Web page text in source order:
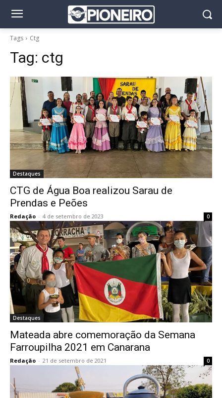
Tags Ctg
Tag: ctg
Destaques
CTG de Água Boa realizou Sarau de
Prendas e Peões
Redação - 4 de setembro de 2023 0
Destaques
Mateada abre comemoração da Semana
Farroupilha 2021 em Canarana
Redação - 21 de setembro de 2021 0